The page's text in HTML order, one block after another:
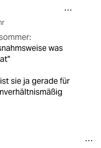
was
sie ja gerade für